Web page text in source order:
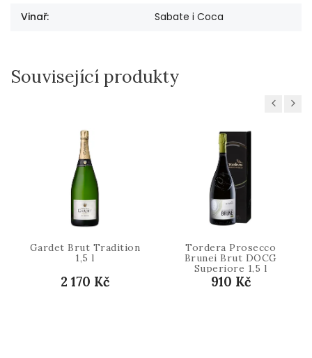
Vinař: Sabate i Coca
Související produkty
Previous
Gardet Brut Tradition
1,5 l
2 170 Kč
Tordera Prosecco
Brunei Brut DOCG
Superiore 1,5 l
910 Kč
Next